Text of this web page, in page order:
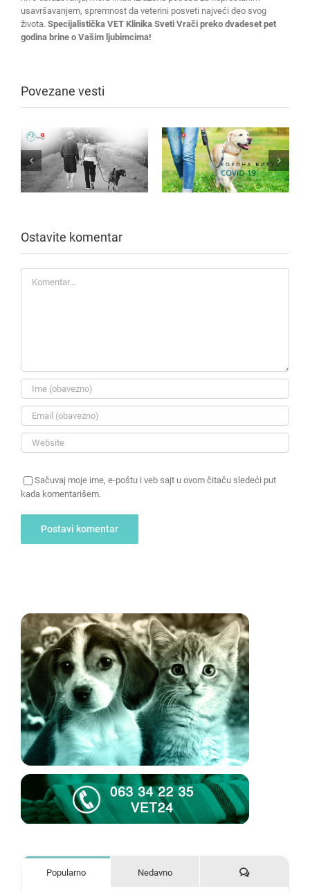
usavršavanjem, spremnost da veterini posveti najveći deo svog
života. Specijalistička VET Klinika Sveti Vrači preko dvadeset pet
godina brine o Vašim ljubimcima!
Povezane vesti
Ostavite komentar
Sačuvaj moje ime, e-poštu i veb sajt u ovom čitaču sledeći put
kada komentarišem.
Popularno Nedavno Komentari